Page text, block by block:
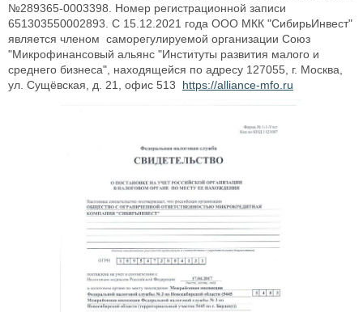
№289365-0003398. Номер регистрационной записи
651303550002893. C 15.12.2021 года ООО МКК "СибирьИнвест"
является членом саморегулируемой организации Союз
"Микрофинансовый альянс "Институты развития малого и
среднего бизнеса", находящейся по адресу 127055, г. Москва,
ул. Сущёвская, д. 21, офис 513 https://alliance-mfo.ru